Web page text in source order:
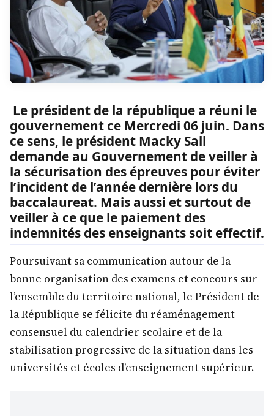
Le président de la république a réuni le
gouvernement ce Mercredi 06 juin. Dans
ce sens, le président Macky Sall
demande au Gouvernement de veiller à
la sécurisation des épreuves pour éviter
l’incident de l’année dernière lors du
baccalaureat. Mais aussi et surtout de
veiller à ce que le paiement des
indemnités des enseignants soit effectif.
Poursuivant sa communication autour de la
bonne organisation des examens et concours sur
l’ensemble du territoire national, le Président de
la République se félicite du réaménagement
consensuel du calendrier scolaire et de la
stabilisation progressive de la situation dans les
universités et écoles d’enseignement supérieur.